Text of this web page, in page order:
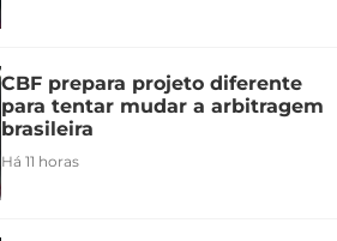
CBF prepara projeto diferente
para tentar mudar a arbitragem
brasileira
Há 11 horas